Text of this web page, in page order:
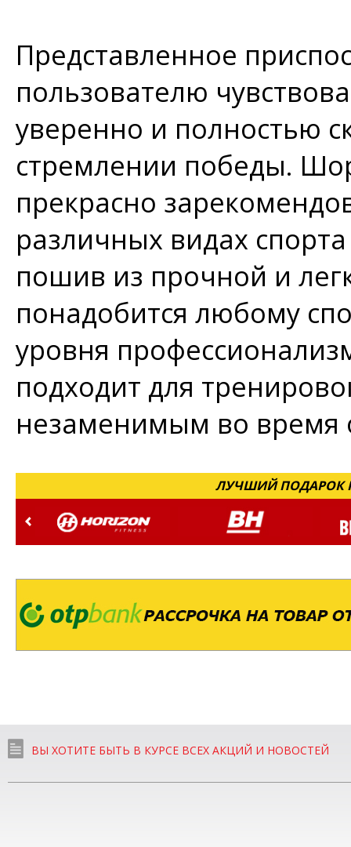
Представленное
пользователю
уверенно и полностью
стремлении победы.
прекрасно
различных видах
пошив из прочной и
понадобится любому
уровня
подходит для
незаменимым во время
ЛУЧШИЙ ПОДАРОК
ВЫ ХОТИТЕ БЫТЬ В КУРСЕ ВСЕХ АКЦИЙ И НОВОСТЕЙ